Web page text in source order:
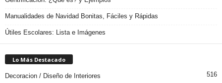
Manualidades de Navidad Bonitas, Fáciles y Rápidas
Útiles Escolares: Lista e Imágenes
Lo Más Destacado
Decoracion / Diseño de Interiores 516